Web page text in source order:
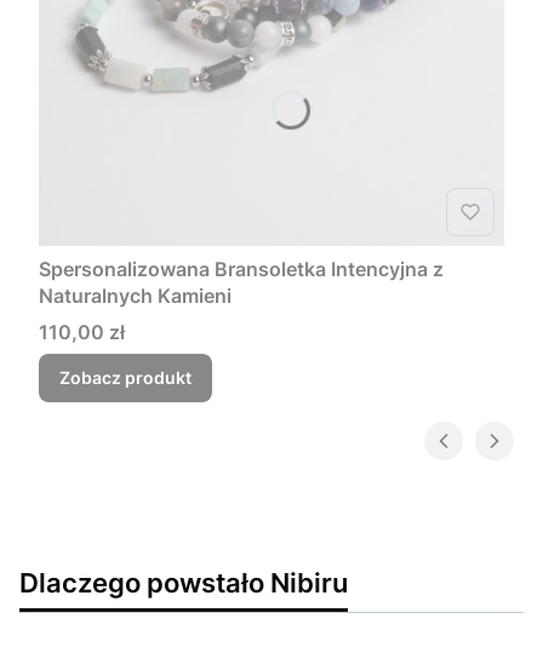
Spersonalizowana Bransoletka Intencyjna z
Naturalnych Kamieni
Cena
110,00 zł
Zobacz produkt
Dlaczego powstało Nibiru